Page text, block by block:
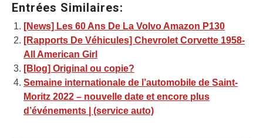
Entrées Similaires:
[News] Les 60 Ans De La Volvo Amazon P130
[Rapports De Véhicules] Chevrolet Corvette 1958-
All American Girl
[Blog] Original ou copie?
Semaine internationale de l’automobile de Saint-
Moritz 2022 – nouvelle date et encore plus
d’événements | (service auto)